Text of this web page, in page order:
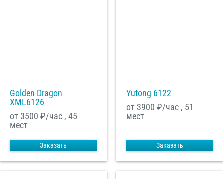
Golden Dragon
XML6126
от 3500 ₽/час , 45
мест
Заказать
Yutong 6122
от 3900 ₽/час , 51
мест
Заказать